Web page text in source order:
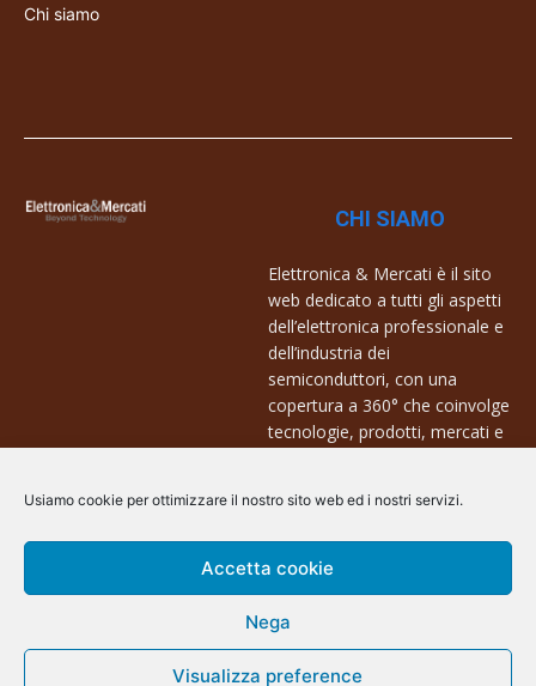
Usiamo cookie per ottimizzare il nostro sito web ed i nostri servizi.
Accetta cookie
Nega
Visualizza preference
Chi siamo
CHI SIAMO
Elettronica & Mercati è il sito
web dedicato a tutti gli aspetti
dell’elettronica professionale e
dell’industria dei
semiconduttori, con una
copertura a 360° che coinvolge
tecnologie, prodotti, mercati e
Contatti:
info@arscommunication.it
@ArsCommunication 2023